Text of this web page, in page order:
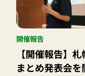
開催報告
【開催報告】
まとめ発表会を